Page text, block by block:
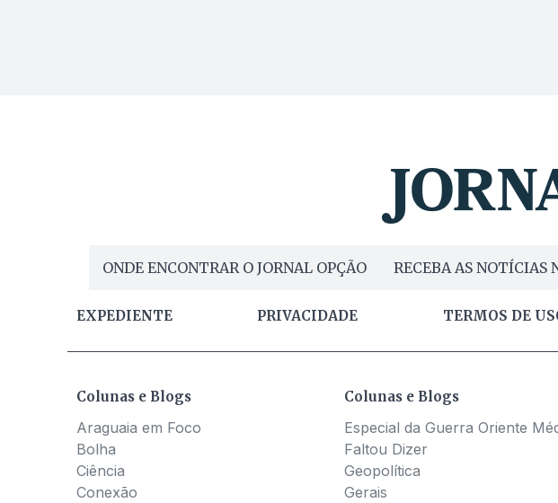
ONDE ENCONTRAR O JORNAL OPÇÃO RECEBA AS NOTÍCIAS
EXPEDIENTE PRIVACIDADE TERMOS DE
Colunas e Blogs
Araguaia em Foco
Bolha
Ciência
Conexão
Colunas e Blogs
Especial da Guerra Oriente
Faltou Dizer
Geopolítica
Gerais